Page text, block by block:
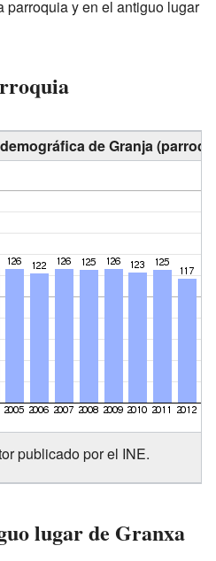
parroquia y en el antiguo lugar
de Granja
publicado por el INE.
lugar de Granxa